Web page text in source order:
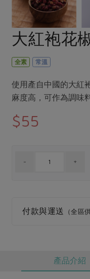
居家好物
美妝保養
家庭清潔
日用品
主題食譜
養身食補
30%rPET紅烏龍茶
2024農業發展計畫年度
更多議題活動
把最好的台灣味帶回
更多議題
生活者e週報
綠主張月刊
典藏閱覽室
合作社法規
社務專區
選舉專區
最新消息
媒體報導
下載專區
大紅袍花
全素 常溫
使用產自中國的大紅
麻度高，可作為調味
$55
付款與運送 （全區
產品介紹